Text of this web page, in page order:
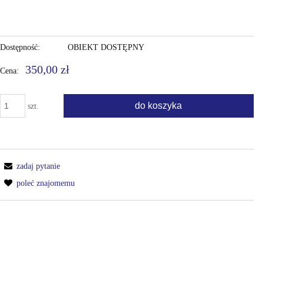
Dostępność: OBIEKT DOSTĘPNY
Cena: 350,00 zł
szt. do koszyka
zadaj pytanie
poleć znajomemu